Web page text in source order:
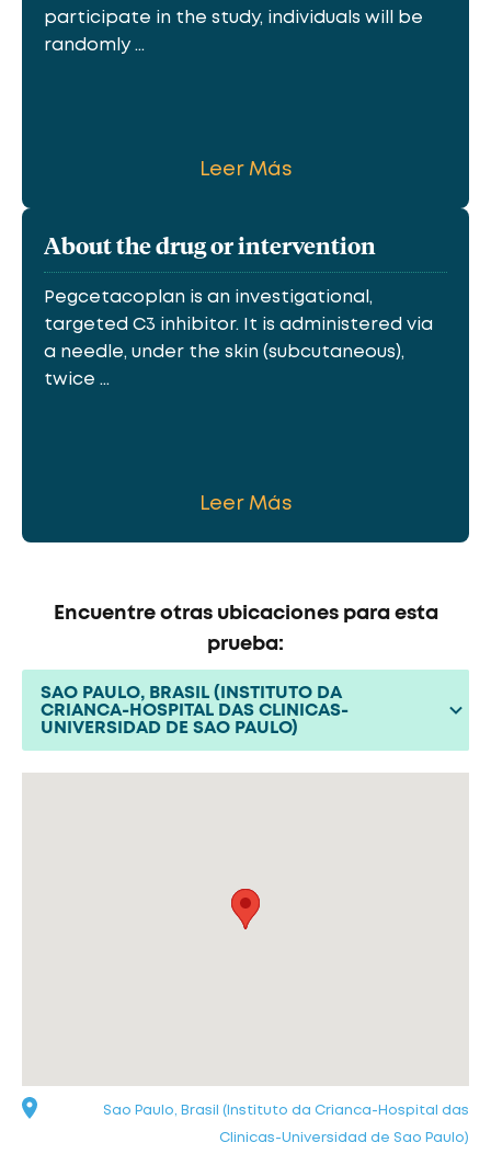
participate in the study, individuals will be
randomly ...
Leer Más
About the drug or intervention
Pegcetacoplan is an investigational,
targeted C3 inhibitor. It is administered via
a needle, under the skin (subcutaneous),
twice ...
Leer Más
Encuentre otras ubicaciones para esta
prueba:
SAO PAULO, BRASIL (INSTITUTO DA
CRIANCA-HOSPITAL DAS CLINICAS-
UNIVERSIDAD DE SAO PAULO)
Sao Paulo, Brasil (Instituto da Crianca-Hospital das
Clinicas-Universidad de Sao Paulo)